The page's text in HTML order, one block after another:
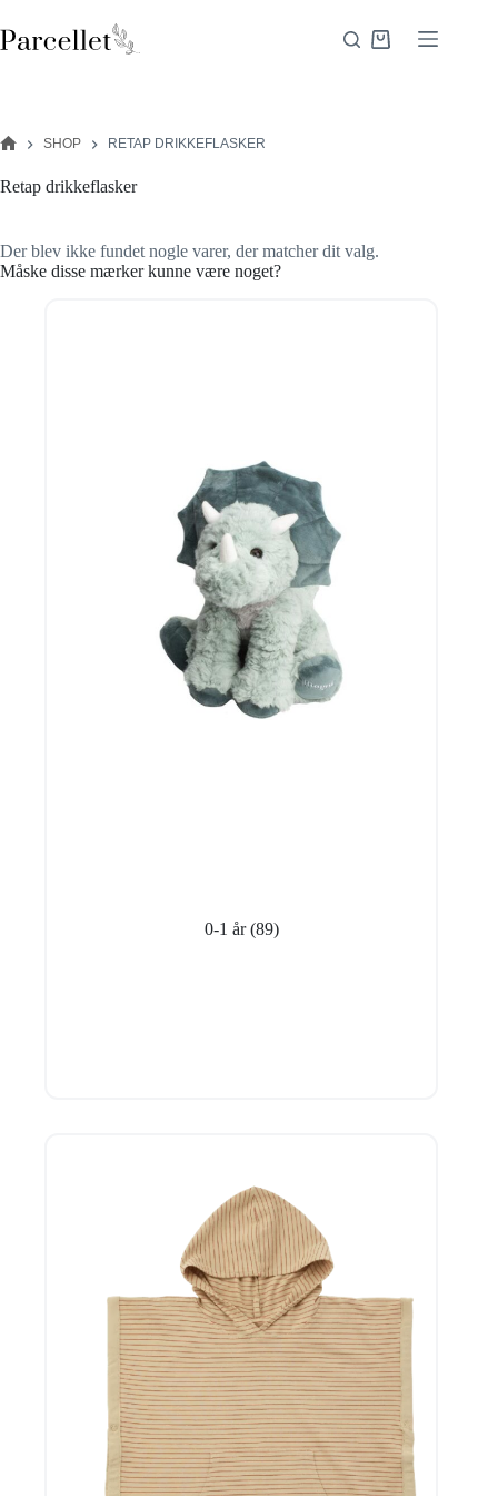
til
indhold
Indkøbskurv
SHOP RETAP DRIKKEFLASKER
Retap drikkeflasker
Der blev ikke fundet nogle varer, der matcher dit valg.
Måske disse mærker kunne være noget?
0-1 år(89)